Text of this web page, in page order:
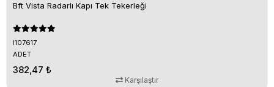
Bft Vista Radarlı Kapı Tek Tekerleği
I107617
ADET
382,47 ₺
Karşılaştır